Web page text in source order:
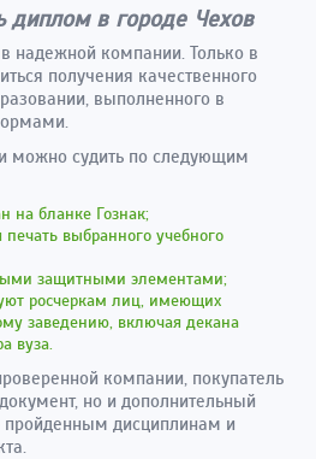
диплом в городе Чехов
надежной компании. Только в
получения качественного
выполненного в
можно судить по следующим
на бланке Гознак;
печать выбранного учебного
защитными элементами;
росчеркам лиц, имеющих
заведению, включая декана
вуза.
компании, покупатель
но и дополнительный
дисциплинам и